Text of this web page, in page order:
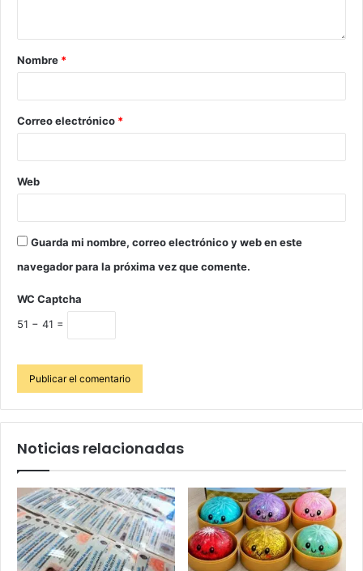
Nombre *
Correo electrónico *
Web
Guarda mi nombre, correo electrónico y web en este
navegador para la próxima vez que comente.
WC Captcha
51 − 41 =
Noticias relacionadas